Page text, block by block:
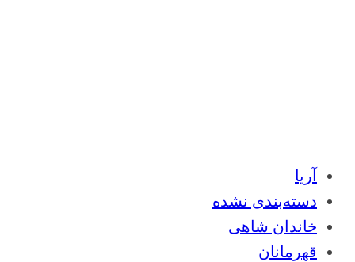
آریا
دسته‌بندی نشده
خاندان شاهی
قهرمانان